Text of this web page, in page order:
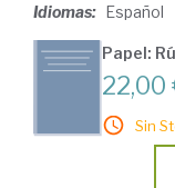
Idiomas: Español
Papel:
22,00
Sin